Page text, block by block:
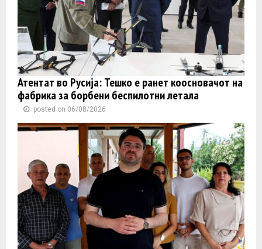
Атентат во Русија: Тешко е ранет коосновачот на
фабрика за борбени беспилотни летала
posted on 06/08/2026